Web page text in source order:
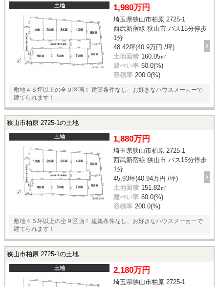
土地 1,980万円
埼玉県狭山市柏原 2725-1
西武新宿線 狭山市 バス15分停歩
1分
48.42坪(40.9万円 /坪)
土地面積 160.05㎡
建ぺい率 60.0(%)
容積率 200.0(%)
敷地４５坪以上の全９区画！ 建築条件なし、お好きなハウスメーカーで
建てられます！
狭山市柏原 2725-1の土地
土地 1,880万円
埼玉県狭山市柏原 2725-1
西武新宿線 狭山市 バス15分停歩
1分
45.93坪(40.94万円 /坪)
土地面積 151.82㎡
建ぺい率 60.0(%)
容積率 200.0(%)
敷地４５坪以上の全９区画！ 建築条件なし、お好きなハウスメーカーで
建てられます！
狭山市柏原 2725-1の土地
土地 2,180万円
埼玉県狭山市柏原 2725-1